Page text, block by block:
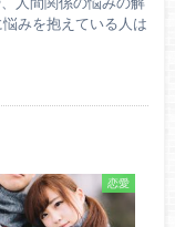
みを抱えている人は
恋愛